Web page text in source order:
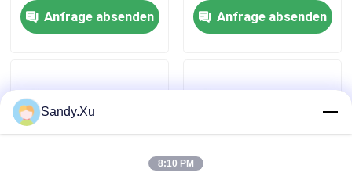
Treten Sie mit uns in Verbindung
Fälle
Fordern Sie ein Zitat
Anfrage absenden
Anfrage absenden
Sandy.Xu
8:10 PM